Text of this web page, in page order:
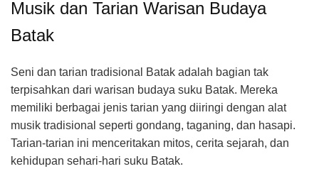
Musik dan Tarian Warisan Budaya
Batak
Seni dan tarian tradisional Batak adalah bagian tak
terpisahkan dari warisan budaya suku Batak. Mereka
memiliki berbagai jenis tarian yang diiringi dengan alat
musik tradisional seperti gondang, taganing, dan hasapi.
Tarian-tarian ini menceritakan mitos, cerita sejarah, dan
kehidupan sehari-hari suku Batak.